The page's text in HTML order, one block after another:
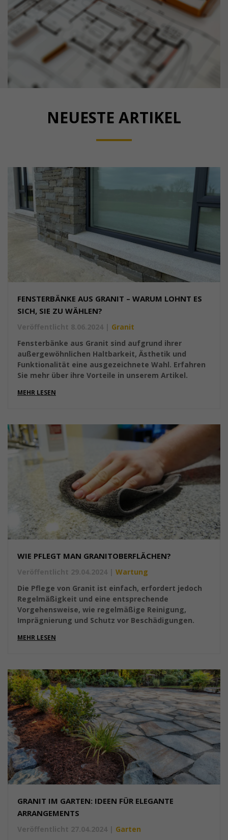
NEUESTE ARTIKEL
FENSTERBÄNKE AUS GRANIT – WARUM LOHNT ES
SICH, SIE ZU WÄHLEN?
Veröffentlicht 8.06.2024 | Granit
Fensterbänke aus Granit sind aufgrund ihrer
außergewöhnlichen Haltbarkeit, Ästhetik und
Funktionalität eine ausgezeichnete Wahl. Erfahren
Sie mehr über ihre Vorteile in unserem Artikel.
MEHR LESEN
WIE PFLEGT MAN GRANITOBERFLÄCHEN?
Veröffentlicht 29.04.2024 | Wartung
Die Pflege von Granit ist einfach, erfordert jedoch
Regelmäßigkeit und eine entsprechende
Vorgehensweise, wie regelmäßige Reinigung,
Imprägnierung und Schutz vor Beschädigungen.
MEHR LESEN
GRANIT IM GARTEN: IDEEN FÜR ELEGANTE
ARRANGEMENTS
Veröffentlicht 27.04.2024 | Garten